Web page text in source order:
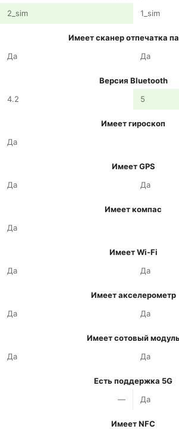
2_sim
1_sim
Имеет сканер отпечатка
Да
Да
Версия Bluetooth
4.2
5
Имеет гироскоп
Да
Имеет GPS
Да
Да
Имеет компас
Да
Имеет Wi-Fi
Да
Да
Имеет акселерометр
Да
Да
Имеет сотовый модуль
Да
Да
Есть поддержка 5G
—
Да
Имеет NFC